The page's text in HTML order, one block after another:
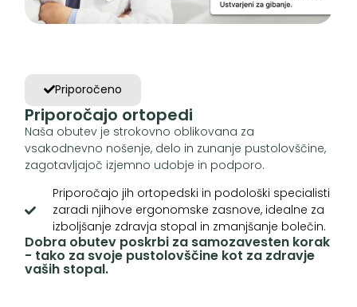
Priporočeno
Priporočajo ortopedi
Naša obutev je strokovno oblikovana za
vsakodnevno nošenje, delo in zunanje pustolovščine,
zagotavljajoč izjemno udobje in podporo.
Priporočajo jih ortopedski in podološki specialisti
zaradi njihove ergonomske zasnove, idealne za
izboljšanje zdravja stopal in zmanjšanje bolečin.
Dobra obutev poskrbi za samozavesten korak
- tako za svoje pustolovščine kot za zdravje
vaših stopal.